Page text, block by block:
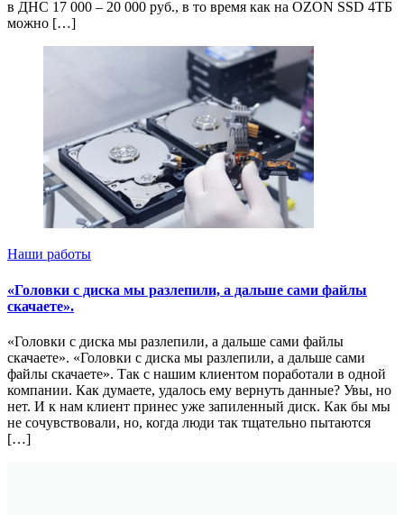
в ДНС 17 000 – 20 000 руб., в то время как на OZON SSD 4ТБ
можно […]
Наши работы
«Головки с диска мы разлепили, а дальше сами файлы
скачаете».
«Головки с диска мы разлепили, а дальше сами файлы
скачаете». «Головки с диска мы разлепили, а дальше сами
файлы скачаете». Так с нашим клиентом поработали в одной
компании. Как думаете, удалось ему вернуть данные? Увы, но
нет. И к нам клиент принес уже запиленный диск. Как бы мы
не сочувствовали, но, когда люди так тщательно пытаются
[…]